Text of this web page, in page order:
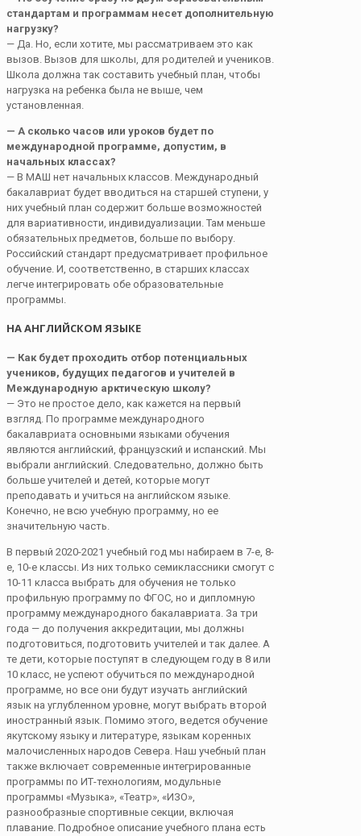
стандартам и программам несет дополнительную
нагрузку?
— Да. Но, если хотите, мы рассматриваем это как
вызов. Вызов для школы, для родителей и учеников.
Школа должна так составить учебный план, чтобы
нагрузка на ребенка была не выше, чем
установленная.
— А сколько часов или уроков будет по
международной программе, допустим, в
начальных классах?
— В МАШ нет начальных классов. Международный
бакалавриат будет вводиться на старшей ступени, у
них учебный план содержит больше возможностей
для вариативности, индивидуализации. Там меньше
обязательных предметов, больше по выбору.
Российский стандарт предусматривает профильное
обучение. И, соответственно, в старших классах
легче интегрировать обе образовательные
программы.
НА АНГЛИЙСКОМ ЯЗЫКЕ
— Как будет проходить отбор потенциальных
учеников, будущих педагогов и учителей в
Международную арктическую школу?
— Это не простое дело, как кажется на первый
взгляд. По программе международного
бакалавриата основными языками обучения
являются английский, французский и испанский. Мы
выбрали английский. Следовательно, должно быть
больше учителей и детей, которые могут
преподавать и учиться на английском языке.
Конечно, не всю учебную программу, но ее
значительную часть.
В первый 2020-2021 учебный год мы набираем в 7-е, 8-
е, 10-е классы. Из них только семиклас­сники смогут с
10-11 класса выбрать для обучения не только
профильную программу по ФГОС, но и дипломную
программу международного бакалавриата. За три
года — до получения аккредитации, мы должны
подготовиться, подготовить учителей и так далее. А
те дети, которые поступят в следующем году в 8 или
10 класс, не успеют обучиться по международной
программе, но все они будут изучать английский
язык на углубленном уровне, могут выбрать второй
иностранный язык. Помимо этого, ведется обучение
якутскому языку и литературе, языкам коренных
малочисленных народов Севера. Наш учебный план
также включает современные интегрированные
программы по ИТ-технологиям, модульные
программы «Музыка», «Театр», «ИЗО»,
разнообразные спортивные секции, включая
плавание. Подробное описание учебного плана есть